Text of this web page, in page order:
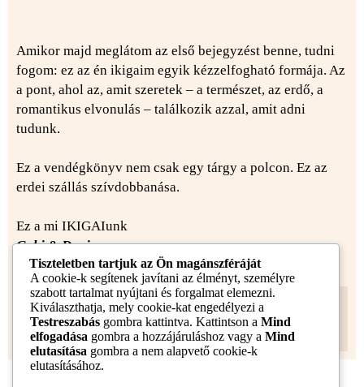
Amikor majd meglátom az első bejegyzést benne, tudni
fogom: ez az én ikigaim egyik kézzelfogható formája. Az
a pont, ahol az, amit szeretek – a természet, az erdő, a
romantikus elvonulás – találkozik azzal, amit adni
tudunk.
Ez a vendégkönyv nem csak egy tárgy a polcon. Ez az
erdei szállás szívdobbanása.
Ez a mi IKIGAIunk
Gabi & Dani
Nagyon Köszönöm,Molnár Krisztina
Grafikus, illusztrátornak
Info@kri-arte.hu
06209183752
Tiszteletben tartjuk az Ön magánszféráját
A cookie-k segítenek javítani az élményt, személyre
szabott tartalmat nyújtani és forgalmat elemezni.
Kiválaszthatja, mely cookie-kat engedélyezi a
Testreszabás gombra kattintva. Kattintson a Mind
elfogadása gombra a hozzájáruláshoz vagy a Mind
elutasítása gombra a nem alapvető cookie-k
elutasításához.